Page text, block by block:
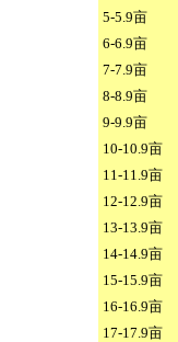
5-5.9亩
6-6.9亩
7-7.9亩
8-8.9亩
9-9.9亩
10-10.9亩
11-11.9亩
12-12.9亩
13-13.9亩
14-14.9亩
15-15.9亩
16-16.9亩
17-17.9亩